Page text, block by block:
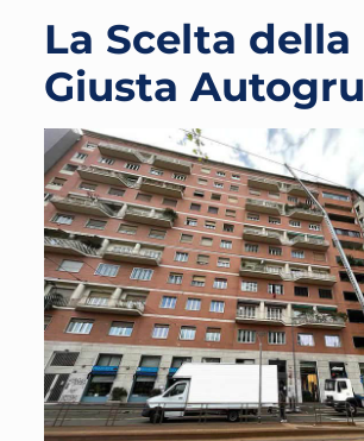
La Scelta della
Giusta Autogru